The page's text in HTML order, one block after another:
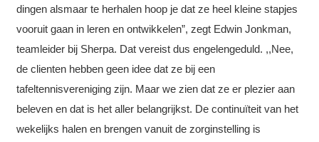
dingen alsmaar te herhalen hoop je dat ze heel kleine stapjes
vooruit gaan in leren en ontwikkelen”, zegt Edwin Jonkman,
teamleider bij Sherpa. Dat vereist dus engelengeduld. ,,Nee,
de clienten hebben geen idee dat ze bij een
tafeltennisvereniging zijn. Maar we zien dat ze er plezier aan
beleven en dat is het aller belangrijkst. De continuïteit van het
wekelijks halen en brengen vanuit de zorginstelling is